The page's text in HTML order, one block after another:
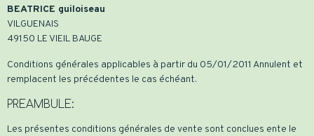
BEATRICE guiloiseau
VILGUENAIS
49150 LE VIEIL BAUGE
Conditions générales applicables à partir du 05/01/2011 Annulent et
remplacent les précédentes le cas échéant.
PREAMBULE:
Les présentes conditions générales de vente sont conclues ente le